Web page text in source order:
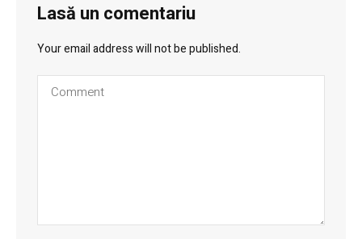
Lasă un comentariu
Your email address will not be published.